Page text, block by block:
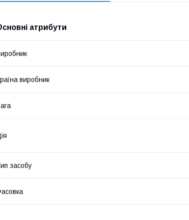
атрибути
виробник
засобу